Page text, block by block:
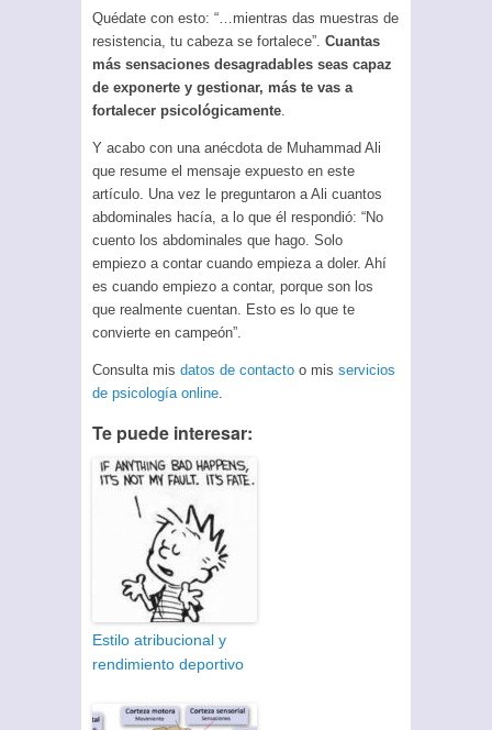
Quédate con esto: “…mientras das muestras de
resistencia, tu cabeza se fortalece”. Cuantas
más sensaciones desagradables seas capaz
de exponerte y gestionar, más te vas a
fortalecer psicológicamente.
Y acabo con una anécdota de Muhammad Ali
que resume el mensaje expuesto en este
artículo. Una vez le preguntaron a Ali cuantos
abdominales hacía, a lo que él respondió: “No
cuento los abdominales que hago. Solo
empiezo a contar cuando empieza a doler. Ahí
es cuando empiezo a contar, porque son los
que realmente cuentan. Esto es lo que te
convierte en campeón”.
Consulta mis datos de contacto o mis servicios
de psicología online.
Te puede interesar:
Estilo atribucional y
rendimiento deportivo